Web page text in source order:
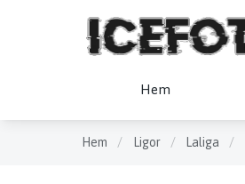
Hem
Hem / Ligor / Laliga /